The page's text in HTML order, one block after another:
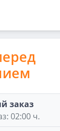
заказ
02:00 ч.